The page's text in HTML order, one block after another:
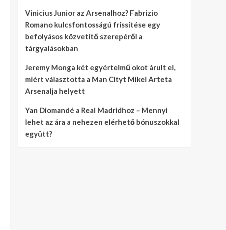
Vinicius Junior az Arsenalhoz? Fabrizio
Romano kulcsfontosságú frissítése egy
befolyásos közvetítő szerepéről a
tárgyalásokban
Jeremy Monga két egyértelmű okot árult el,
miért választotta a Man Cityt Mikel Arteta
Arsenalja helyett
Yan Diomandé a Real Madridhoz – Mennyi
lehet az ára a nehezen elérhető bónuszokkal
együtt?